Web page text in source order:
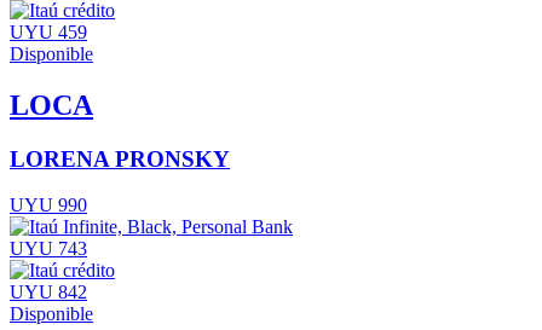
UYU 459
Disponible
LOCA
LORENA PRONSKY
UYU 990
UYU 743
UYU 842
Disponible